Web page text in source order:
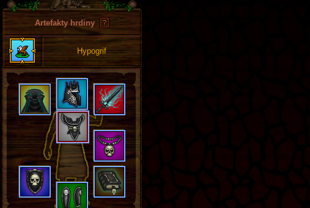
Artefakty hrdiny
Hypogrif